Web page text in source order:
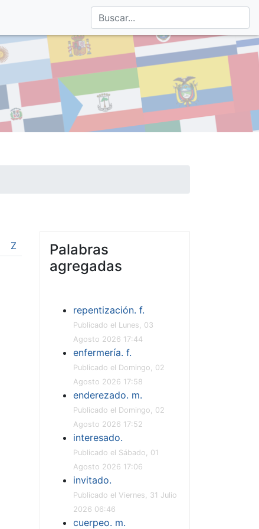
Z
Palabras
agregadas
repentización. f.
Publicado el Lunes, 03
Agosto 2026 17:44
enfermería. f.
Publicado el Domingo, 02
Agosto 2026 17:58
enderezado. m.
Publicado el Domingo, 02
Agosto 2026 17:52
interesado.
Publicado el Sábado, 01
Agosto 2026 17:06
invitado.
Publicado el Viernes, 31 Julio
2026 06:46
cuerpeo. m.